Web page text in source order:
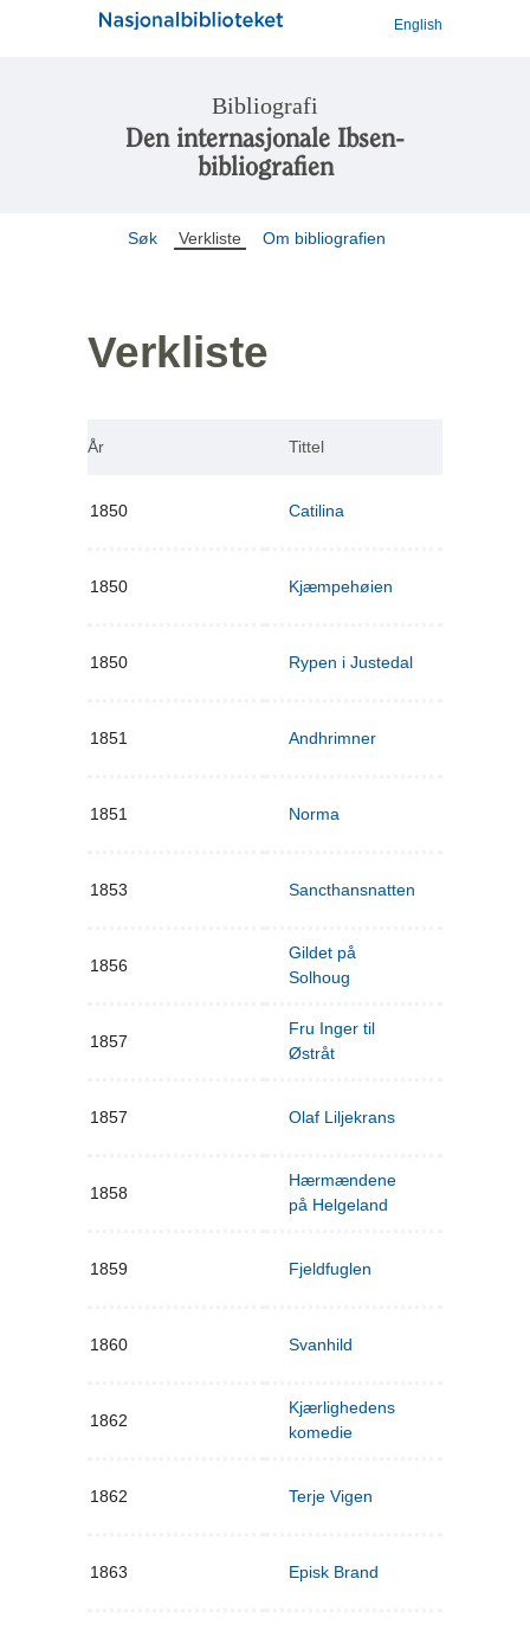
English
Bibliografi
Den internasjonale Ibsen-
bibliografien
Søk Verkliste Om bibliografien
Verkliste
År Tittel
1850 Catilina
1850 Kjæmpehøien
1850 Rypen i Justedal
1851 Andhrimner
1851 Norma
1853 Sancthansnatten
1856
Gildet på
Solhoug
1857
Fru Inger til
Østråt
1857 Olaf Liljekrans
1858
Hærmændene
på Helgeland
1859 Fjeldfuglen
1860 Svanhild
1862
Kjærlighedens
komedie
1862 Terje Vigen
1863 Episk Brand